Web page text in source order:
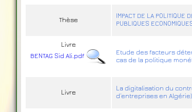
Thèse
IMPACT DE LA POLITIQUE
PUBLIQUES
Livre
BENTAG Sid Ali.pdf
Etude des facteurs
cas de la politique
Livre
La digitalisation du
d’entreprises en Algérie)